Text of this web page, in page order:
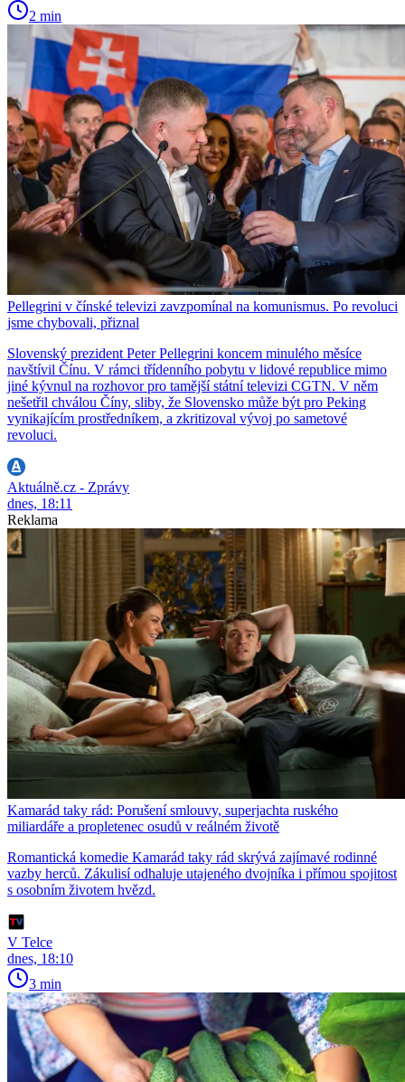
2 min
Pellegrini v čínské televizi zavzpomínal na komunismus. Po revoluci
jsme chybovali, přiznal
Slovenský prezident Peter Pellegrini koncem minulého měsíce
navštívil Čínu. V rámci třídenního pobytu v lidové republice mimo
jiné kývnul na rozhovor pro tamější státní televizi CGTN. V něm
nešetřil chválou Číny, sliby, že Slovensko může být pro Peking
vynikajícím prostředníkem, a zkritizoval vývoj po sametové
revoluci.
Aktuálně.cz - Zprávy
dnes, 18:11
Reklama
Kamarád taky rád: Porušení smlouvy, superjachta ruského
miliardáře a propletenec osudů v reálném životě
Romantická komedie Kamarád taky rád skrývá zajímavé rodinné
vazby herců. Zákulisí odhaluje utajeného dvojníka i přímou spojitost
s osobním životem hvězd.
V Telce
dnes, 18:10
3 min